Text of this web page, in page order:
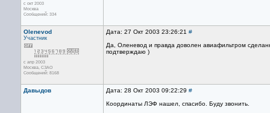
с окт 2003
Москва
Сообщений: 334
Olenevod
Участник
с апр 2003
Москва, СЗАО
Сообщений: 8168
Дата: 27 Окт 2003 23:26:21 #
Да, Оленевод и правда доволен авиафильтром
подтверждаю )
Давыдов Дата: 28 Окт 2003 09:22:29 #
Координаты ЛЭФ нашел, спасибо. Буду звонить.